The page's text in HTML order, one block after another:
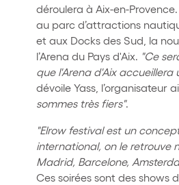
déroulera à Aix-en-
au parc d’attractions
et aux Docks des Sud, la
l’Arena du Pays d'Aix. "Ce
que l'Arena d'Aix accueillera
dévoile Yass, l’organisateur
sommes très fiers".
"Elrow festival est un
international, on le retrouve
Madrid, Barcelone,
Ces soirées sont des shows